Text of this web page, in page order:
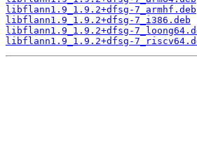
libflann1.9_1.9.2+dfsg-7_armhf.deb
libflann1.9_1.9.2+dfsg-7_i386.deb
libflann1.9_1.9.2+dfsg-
libflann1.9_1.9.2+dfsg-